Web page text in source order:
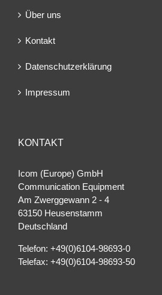
Über uns
Kontakt
Datenschutzerklärung
Impressum
KONTAKT
Icom (Europe) GmbH
Communication Equipment
Am Zwerggewann 2 ‐ 4
63150 Heusenstamm
Deutschland
Telefon: +49(0)6104-98693-0
Telefax: +49(0)6104-98693-50